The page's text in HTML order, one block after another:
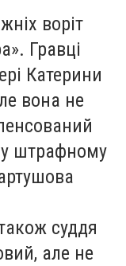
воріт
Гравці
Катерини
вона не
штрафному
суддя
але не